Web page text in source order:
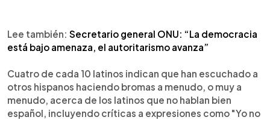
Lee también: Secretario general ONU: “La democracia
está bajo amenaza, el autoritarismo avanza”
Cuatro de cada 10 latinos indican que han escuchado a
otros hispanos haciendo bromas a menudo, o muy a
menudo, acerca de los latinos que no hablan bien
español, incluyendo críticas a expresiones como "Yo no